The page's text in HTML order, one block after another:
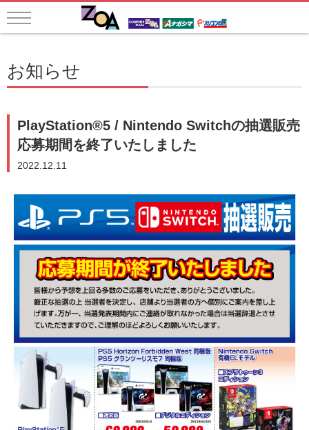
お知らせ
PlayStation®5 / Nintendo Switchの抽選販売
応募期間を終了いたしました
2022.12.11